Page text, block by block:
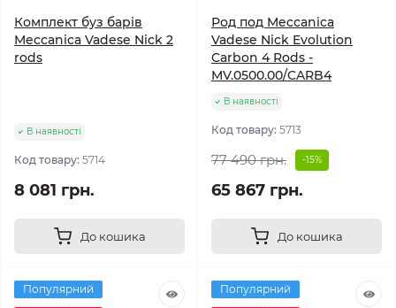
Комплект буз барів
Meccanica Vadese Nick 2
rods
В наявності
Код товару: 5714
8 081 грн.
До кошика
Род под Meccanica
Vadese Nick Evolution
Carbon 4 Rods -
MV.0500.00/CARB4
В наявності
Код товару: 5713
77 490 грн. -15%
65 867 грн.
До кошика
Популярний
Популярний